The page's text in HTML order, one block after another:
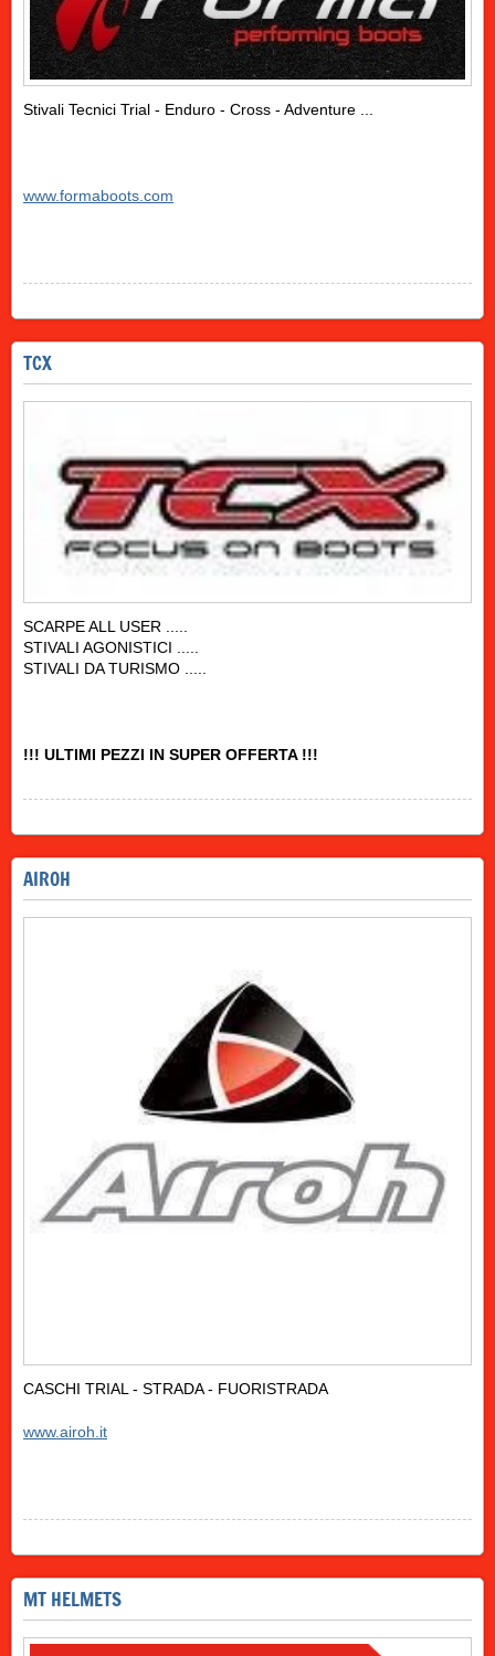
Stivali Tecnici Trial - Enduro - Cross - Adventure ...
www.formaboots.com
TCX
SCARPE ALL USER .....
STIVALI AGONISTICI .....
STIVALI DA TURISMO .....
!!! ULTIMI PEZZI IN SUPER OFFERTA !!!
AIROH
CASCHI TRIAL - STRADA - FUORISTRADA
www.airoh.it
MT HELMETS